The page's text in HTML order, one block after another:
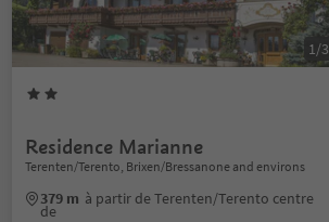
1/3
Residence Marianne
Terenten/Terento, Brixen/Bressanone and environs
379 m à partir de Terenten/Terento centre
de